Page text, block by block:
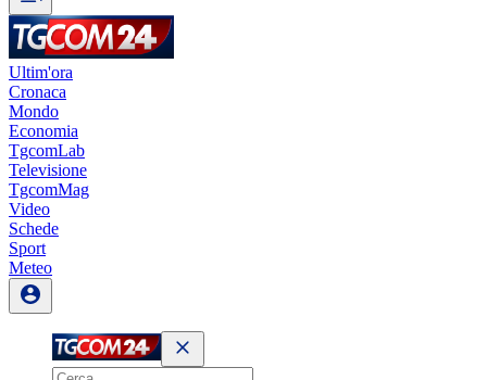
Ultim'ora
Cronaca
Mondo
Economia
TgcomLab
Televisione
TgcomMag
Video
Schede
Sport
Meteo